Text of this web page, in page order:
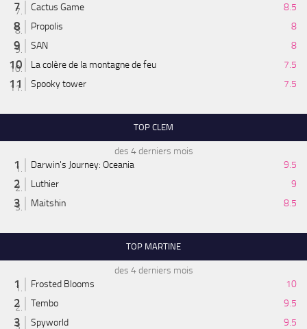
Cactus Game
8.5
Propolis
8
SAN
8
La colère de la montagne de feu
7.5
Spooky tower
7.5
TOP CLEM
des 4 derniers mois
Darwin's Journey: Oceania
9.5
Luthier
9
Maitshin
8.5
TOP MARTINE
des 4 derniers mois
Frosted Blooms
10
Tembo
9.5
Spyworld
9.5